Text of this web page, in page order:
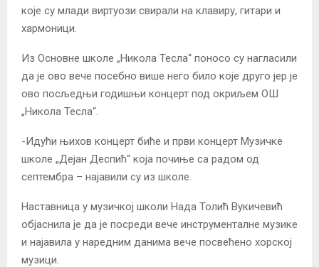
које су млади виртуози свирали на клавиру, гитари и
хармоници.
Из Основне школе „Никола Тесла“ поносо су нагласили
да је ово вече посебно више него било које друго јер је
ово посљедњи годишњи концерт под окриљем ОШ
„Никола Тесла“.
-Идући њихов концерт биће и први концерт Музичке
школе „Дејан Деспић“ која почиње са радом од
септембра – најавили су из школе.
Наставница у музичкој школи Нада Толић Вукичевић
објаснила је да је посреди вече инструменталне музике
и најавила у наредним данима вече посвећено хорској
музици.